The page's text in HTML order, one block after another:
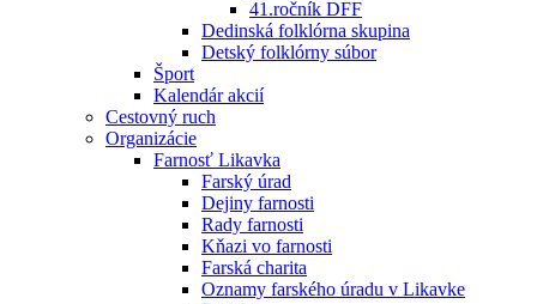
41.ročník DFF
Dedinská folklórna skupina
Detský folklórny súbor
Šport
Kalendár akcií
Cestovný ruch
Organizácie
Farnosť Likavka
Farský úrad
Dejiny farnosti
Rady farnosti
Kňazi vo farnosti
Farská charita
Oznamy farského úradu v Likavke